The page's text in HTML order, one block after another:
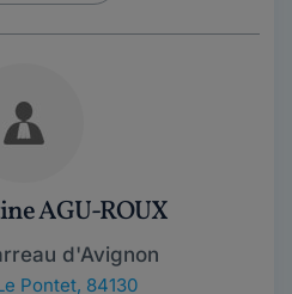
AGU-ROUX
d'Avignon
Pontet, 84130